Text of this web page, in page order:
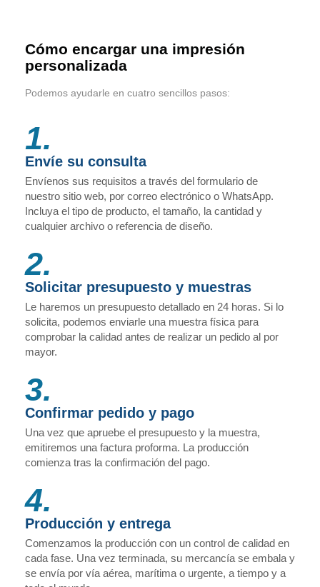
Cómo encargar una impresión
personalizada
Podemos ayudarle en cuatro sencillos pasos:
1.
Envíe su consulta
Envíenos sus requisitos a través del formulario de
nuestro sitio web, por correo electrónico o WhatsApp.
Incluya el tipo de producto, el tamaño, la cantidad y
cualquier archivo o referencia de diseño.
2.
Solicitar presupuesto y muestras
Le haremos un presupuesto detallado en 24 horas. Si lo
solicita, podemos enviarle una muestra física para
comprobar la calidad antes de realizar un pedido al por
mayor.
3.
Confirmar pedido y pago
Una vez que apruebe el presupuesto y la muestra,
emitiremos una factura proforma. La producción
comienza tras la confirmación del pago.
4.
Producción y entrega
Comenzamos la producción con un control de calidad en
cada fase. Una vez terminada, su mercancía se embala y
se envía por vía aérea, marítima o urgente, a tiempo y a